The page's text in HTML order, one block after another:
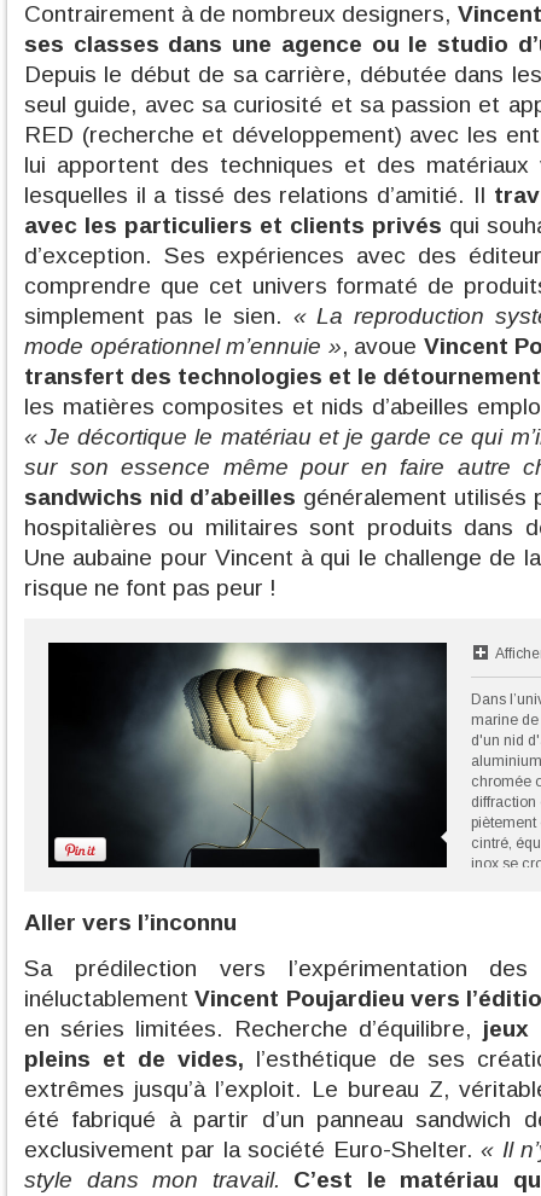
Contrairement à de nombreux designers,
ses classes dans une agence ou le studio
Depuis le début de sa carrière, débutée dans
seul guide, avec sa curiosité et sa passion et
RED (recherche et développement) avec les
lui apportent des techniques et des matériaux
lesquelles il a tissé des relations d’amitié. Il
avec les particuliers et clients privés qui
d’exception. Ses expériences avec des
comprendre que cet univers formaté de
simplement pas le sien. « La reproduction
mode opérationnel m’ennuie », avoue Vincent
transfert des technologies et le
les matières composites et nids d’abeilles
« Je décortique le matériau et je garde ce qui
sur son essence même pour en faire autre
sandwichs nid d’abeilles généralement utilisés
hospitalières ou militaires sont produits dans
Une aubaine pour Vincent à qui le challenge de
risque ne font pas peur !
Dans
marine
d'un nid
chromée
diffraction
piètement
cintré,
inox se
Aller vers l’inconnu
Sa prédilection vers l’expérimentation
inéluctablementVincent Poujardieu vers
en séries limitées. Recherche d’équilibre, jeux
pleins et de vides, l’esthétique de ses
extrêmes jusqu’à l’exploit. Le bureau Z,
été fabriqué à partir d’un panneau sandwich
exclusivement par la société Euro-Shelter.« Il
style dans mon travail. C’est le matériau